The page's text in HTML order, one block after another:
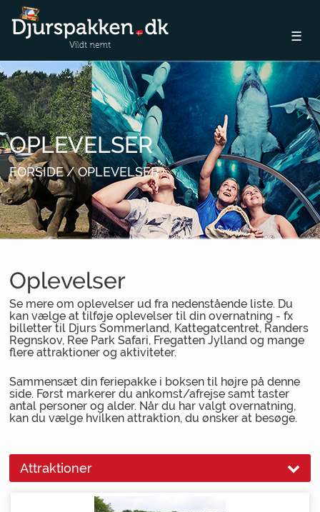
☰
OPLEVELSER
FORSIDE OPLEVELSER
Oplevelser
Se mere om oplevelser ud fra nedenstående liste. Du
kan vælge at tilføje oplevelser til din overnatning - fx
billetter til Djurs Sommerland, Kattegatcentret, Randers
Regnskov, Ree Park Safari, Fregatten Jylland og mange
flere attraktioner og aktiviteter.
Sammensæt din feriepakke i boksen til højre på denne
side. Først markerer du ankomst/afrejse samt taster
antal personer og alder. Når du har valgt overnatning,
kan du vælge hvilken attraktion, du ønsker at besøge.
Attraktioner